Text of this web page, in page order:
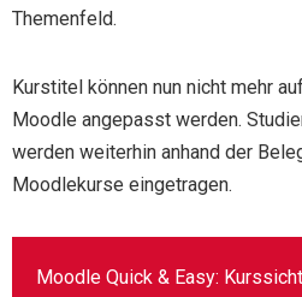
Themenfeld.
Kurstitel können nun nicht mehr
Moodle angepasst werden.
werden weiterhin anhand der
Moodlekurse eingetragen.
Moodle Quick & Easy: